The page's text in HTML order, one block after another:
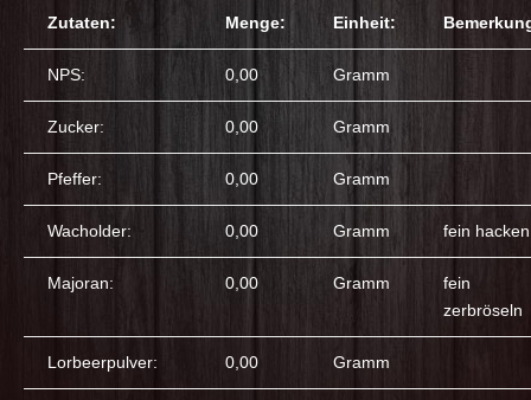
Zutaten: Menge: Einheit:
NPS: 0,00 Gramm
Zucker: 0,00 Gramm
Pfeffer: 0,00 Gramm
Wacholder: 0,00 Gramm fein hacken
Majoran: 0,00 Gramm
fein
zerbröseln
Lorbeerpulver: 0,00 Gramm